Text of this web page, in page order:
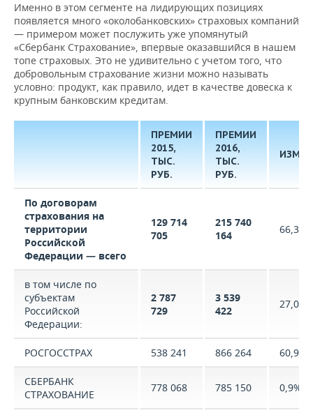
Именно в этом сегменте на лидирующих позициях
появляется много «околобанковских» страховых компаний
— примером может послужить уже упомянутый
«Сбербанк Страхование», впервые оказавшийся в нашем
топе страховых. Это не удивительно с учетом того, что
добровольным страхование жизни можно называть
условно: продукт, как правило, идет в качестве довеска к
крупным банковским кредитам.
ПРЕМИИ
2015,
ТЫС.
РУБ.
ПРЕМИИ
2016,
ТЫС.
РУБ.
По договорам
страхования на
территории
Российской
Федерации — всего
129 714
705
215 740
164
66,3%
в том числе по
субъектам
Российской
Федерации:
2 787
729
3 539
422
27,0%
РОСГОССТРАХ 538 241 866 264 60,9%
СБЕРБАНК
СТРАХОВАНИЕ
778 068 785 150 0,9%